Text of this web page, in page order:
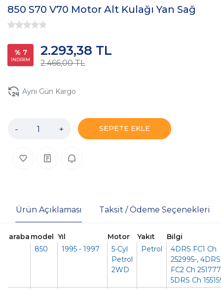
850 S70 V70 Motor Alt Kulağı Yan Sağ
% 7
İNDİRİM 2.466,00 TL
2.293,38 TL
Aynı Gün Kargo
- + SEPETE EKLE
Ürün Açıklaması Taksit / Ödeme Seçenekleri
araba model Yıl Motor Yakıt
Bilgi
850
1995 - 1997
5-Cyl
Petrol
2WD
Petrol
4DRS FC1 Ch
252995-, 4DRS
FC2 Ch
5DRS Ch